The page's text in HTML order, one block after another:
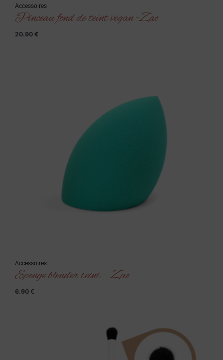
Accessoires
Pinceau fond de teint vegan -Zao
20.90 €
Accessoires
Eponge blender teint – Zao
6.90 €